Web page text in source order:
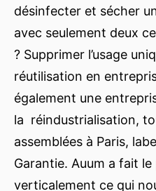
désinfecter et sécher
avec seulement deux
? Supprimer l’usage
réutilisation en
également une
la réindustrialisation,
assemblées à Paris,
Garantie. Auum a fait
verticalement ce qui